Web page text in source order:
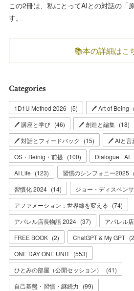
この2冊は、私にとってAIとの対話の「
す。
📚本の詳細はこ
Categories
1D1U Method 2026 (5) 🖊 Art of Being
🖊 講座と学び (46) 🖊 創造と編集 (18)
🖊 対話とフィードバック
(15) 🖊 AIと言
OS・Beinig・前提 (100) Dialogue+ AI
AI Life (123) 習慣のシンフォニー2025
習慣化 2024 (14) ジョー・ディスペン
アファメーション：世界線を変える (74)
アパレル店長物語 2024 (37) アパレル
FREE BOOK (2) ChatGPT & My GPT (
ONE DAY ONE UNIT (553)
ひとみの部屋（公開セッション）
(41)
自己基盤・習慣・継続力 (99)